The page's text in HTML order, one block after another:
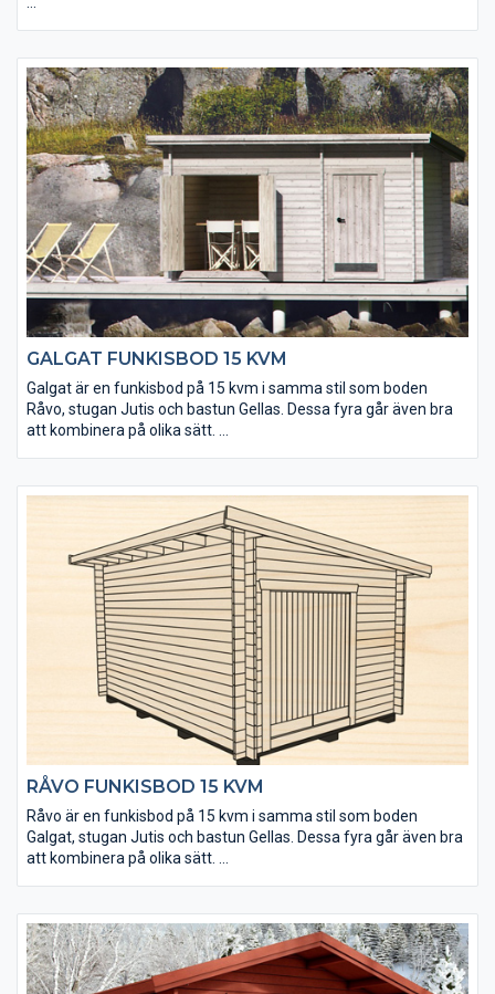
• Golvet och takpanelen är möbeltorr för god formstabilitet
• Virket är av tålig senvuxen fura och rejält dimensionerat
• Robusta takåsar (45×145 mm) för extra bärighet
• Levereras med dubbeldörr
• Fönster och extra timmervarv kan köpas till
• Takpaket med eller utan shingel kan köpas till
GALGAT FUNKISBOD 15 KVM
Galgat är en funkisbod på 15 kvm i samma stil som boden
Råvo, stugan Jutis och bastun Gellas. Dessa fyra går även bra
att kombinera på olika sätt.
• Isolerpaket kan köpas till
• Taket utgörs av en slätspontspanel som är ändspontad
• Takpanelen är möbeltorr för god formstabilitet
• Virket är av tålig senvuxen fura och rejält dimensionerat
(45x145 mm)
• Levereras med enkel- och dubbeldörr
• Fönster kan köpas till för enkel eftermontering
• Extra timmervarv kan köpas till
• Takpaket med eller utan shingel kan köpas till
RÅVO FUNKISBOD 15 KVM
Råvo är en funkisbod på 15 kvm i samma stil som boden
Galgat, stugan Jutis och bastun Gellas. Dessa fyra går även bra
att kombinera på olika sätt.
• Isolerpaket kan köpas till
• Taket utgörs av en slätspontspanel som är ändspontad
• Takpanelen är möbeltorr för god formstabilitet
• Virket är av tålig senvuxen fura och rejält dimensionerat